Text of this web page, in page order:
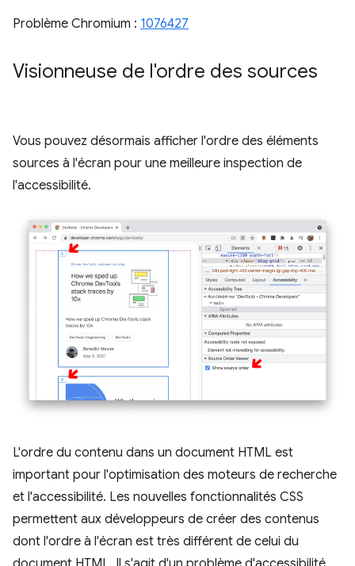
Problème Chromium : 1076427
Visionneuse de l'ordre des sources
Vous pouvez désormais afficher l'ordre des éléments
sources à l'écran pour une meilleure inspection de
l'accessibilité.
L'ordre du contenu dans un document HTML est
important pour l'optimisation des moteurs de recherche
et l'accessibilité. Les nouvelles fonctionnalités CSS
permettent aux développeurs de créer des contenus
dont l'ordre à l'écran est très différent de celui du